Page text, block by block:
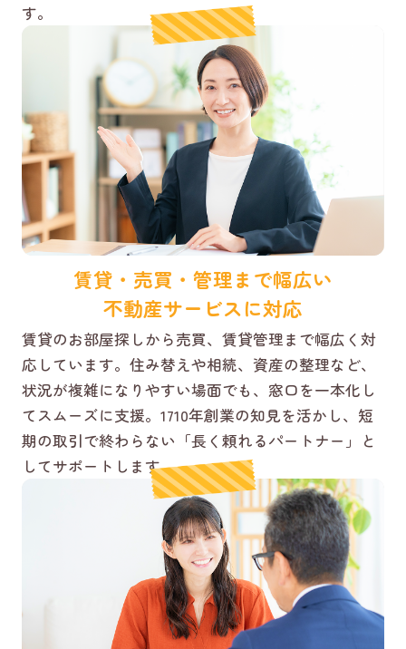
す。
賃貸・売買・管理まで幅広い
不動産サービスに対応
賃貸のお部屋探しから売買、賃貸管理まで幅広く対
応しています。住み替えや相続、資産の整理など、
状況が複雑になりやすい場面でも、窓口を一本化し
てスムーズに支援。1710年創業の知見を活かし、短
期の取引で終わらない「長く頼れるパートナー」と
してサポートします。